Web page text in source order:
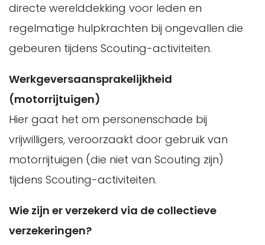
directe werelddekking voor leden en
regelmatige hulpkrachten bij ongevallen die
gebeuren tijdens Scouting-activiteiten.
Werkgeversaansprakelijkheid
(motorrijtuigen)
Hier gaat het om personenschade bij
vrijwilligers, veroorzaakt door gebruik van
motorrijtuigen (die niet van Scouting zijn)
tijdens Scouting-activiteiten.
Wie zijn er verzekerd via de collectieve
verzekeringen?